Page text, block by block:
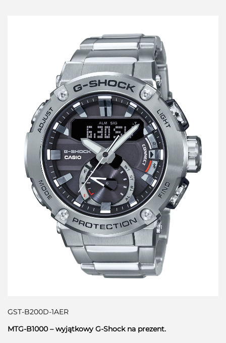
GST-B200D-1AER
MTG-B1000 – wyjątkowy G-Shock na prezent.